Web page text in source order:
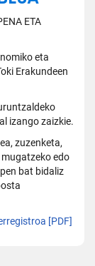
ETA
eta
Erakundeen
izango zaizkie.
zuzenketa,
edo
bat bidaliz
[PDF]